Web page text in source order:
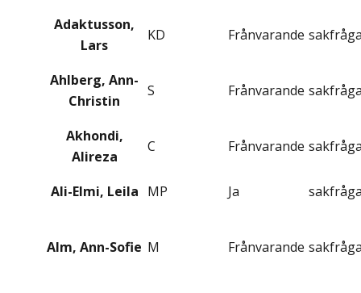
Adaktusson,
Lars
KD Frånvarande
Ahlberg, Ann-
Christin
S Frånvarande
Akhondi,
Alireza
C Frånvarande
Ali-Elmi, Leila MP Ja
Alm, Ann-Sofie M Frånvarande